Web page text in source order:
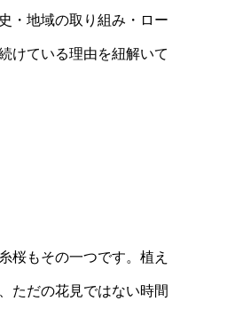
・地域の取り組み・ロー
けている理由を紐解いて
桜もその一つです。植え
ただの花見ではない時間